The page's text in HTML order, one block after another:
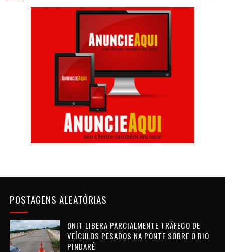
POSTAGENS ALEATÓRIAS
DNIT LIBERA PARCIALMENTE TRÁFEGO DE
VEÍCULOS PESADOS NA PONTE SOBRE O RIO
PINDARÉ